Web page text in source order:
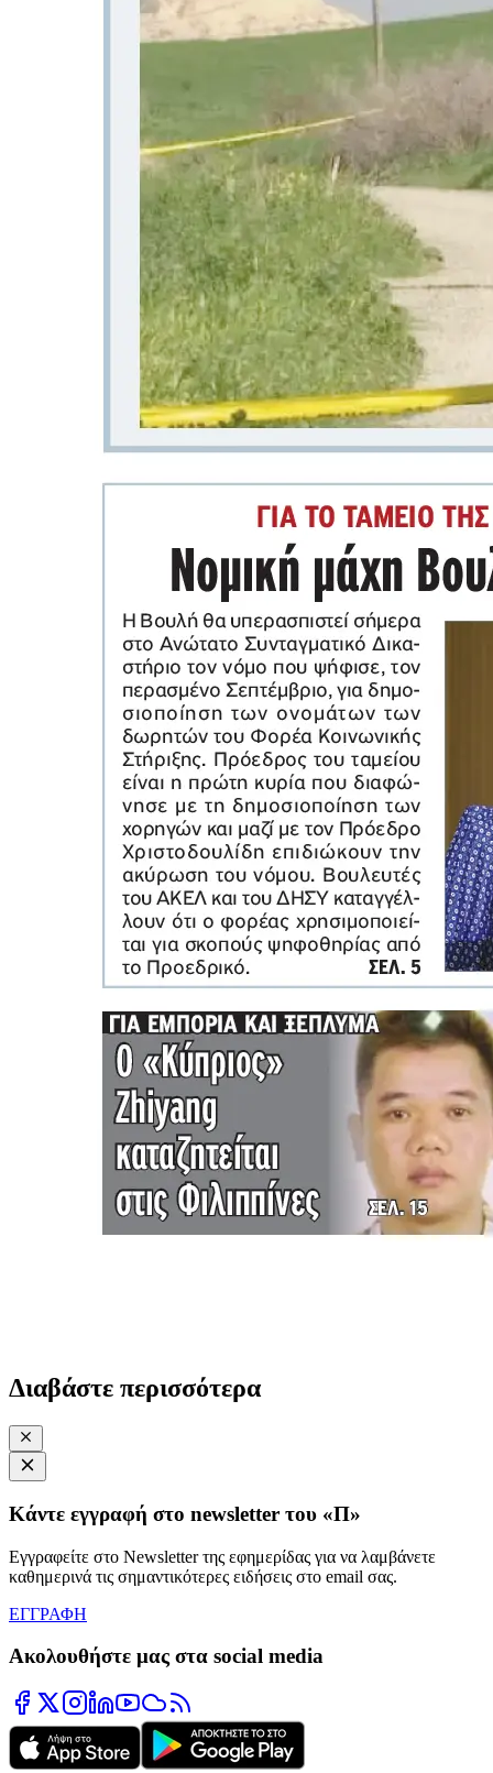
Διαβάστε περισσότερα
Κάντε εγγραφή στο newsletter του «Π»
Εγγραφείτε στο Newsletter της εφημερίδας για να λαμβάνετε
καθημερινά τις σημαντικότερες ειδήσεις στο email σας.
ΕΓΓΡΑΦΗ
Ακολουθήστε μας στα social media